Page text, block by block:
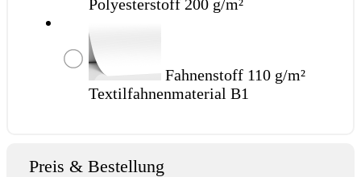
Polyesterstoff 200 g/m²
Fahnenstoff 110 g/m²
Textilfahnenmaterial B1
Preis & Bestellung